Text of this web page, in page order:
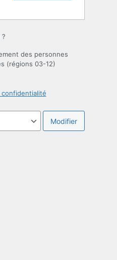
des personnes
(régions 03-12)
confidentialité